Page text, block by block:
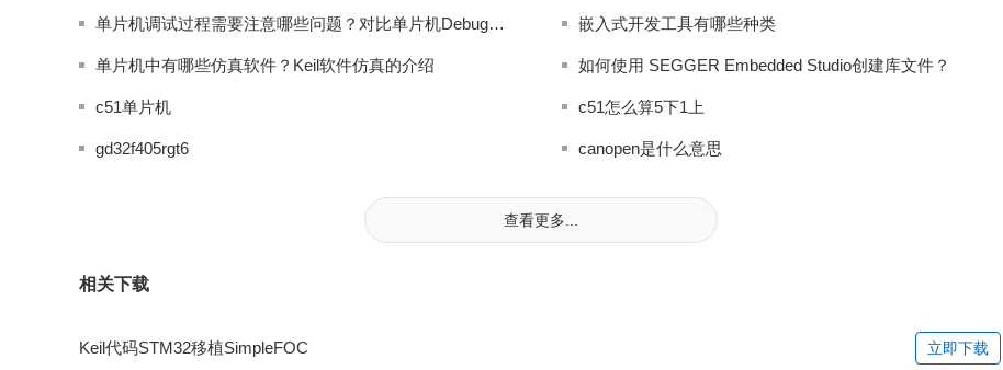
单片机调试过程需要注意哪些问题？对比单片机Debug工具性能 嵌入式开发工具有哪些种类
单片机中有哪些仿真软件？Keil软件仿真的介绍 如何使用 SEGGER Embedded Studio创建库文件？
c51单片机 c51怎么算5下1上
gd32f405rgt6 canopen是什么意思
查看更多...
相关下载
Keil代码STM32移植SimpleFOC 立即下载